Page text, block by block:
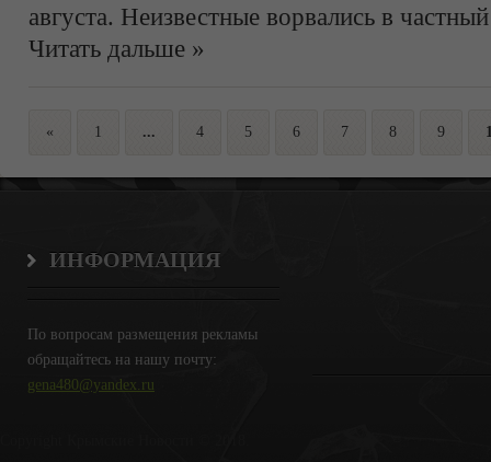
августа. Неизвестные ворвались в
Читать дальше »
« 1 ... 4 5 6 7 8 9
ИНФОРМАЦИЯ
По вопросам размещения рекламы
обращайтесь на нашу почту:
gena480@yandex.ru